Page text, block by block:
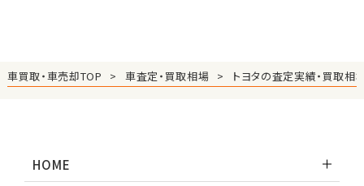
車買取・車売却TOP 車査定・買取相場 トヨタの査定実績・買取相
HOME